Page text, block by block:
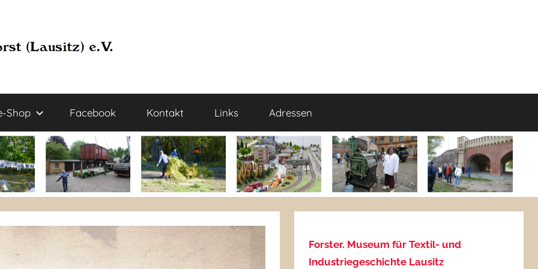
Shop Facebook Kontakt Links Adressen
Forster. Museum für Textil- und
Industriegeschichte Lausitz